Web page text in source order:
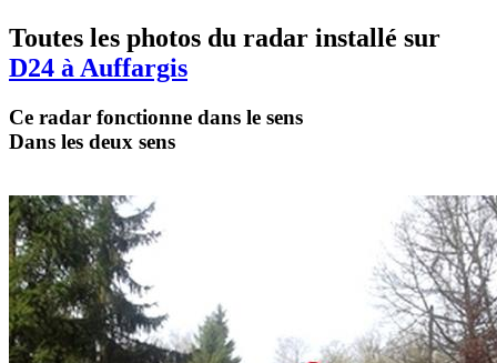
Toutes les photos du radar installé sur
D24 à Auffargis
Ce radar fonctionne dans le sens
Dans les deux sens